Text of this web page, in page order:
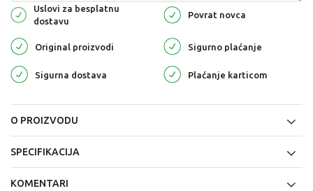
Uslovi za besplatnu
dostavu
Povrat novca
Original proizvodi Sigurno plaćanje
Sigurna dostava Plaćanje karticom
O PROIZVODU
SPECIFIKACIJA
KOMENTARI